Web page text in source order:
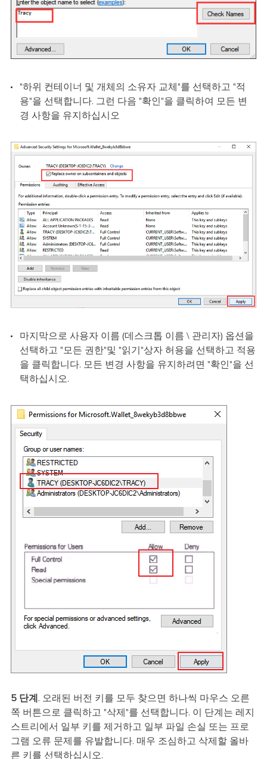
"하위 컨테이너 및 개체의 소유자 교체"를 선택하고 "적
용"을 선택합니다. 그런 다음 "확인"을 클릭하여 모든 변
경 사항을 유지하십시오
마지막으로 사용자 이름 (데스크톱 이름 \ 관리자) 옵션을
선택하고 "모든 권한"및 "읽기"상자 허용을 선택하고 적용
을 클릭합니다. 모든 변경 사항을 유지하려면 "확인"을 선
택하십시오.
5 단계 . 오래된 버전 키를 모두 찾으면 하나씩 마우스 오른
쪽 버튼으로 클릭하고 "삭제"를 선택합니다. 이 단계는 레지
스트리에서 일부 키를 제거하고 일부 파일 손실 또는 프로
그램 오류 문제를 유발합니다. 매우 조심하고 삭제할 올바
른 키를 선택하십시오.